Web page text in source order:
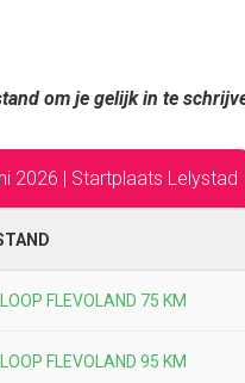
om je gelijk in te
2026 | Startplaats Lelystad
FLEVOLAND 75 KM
FLEVOLAND 95 KM